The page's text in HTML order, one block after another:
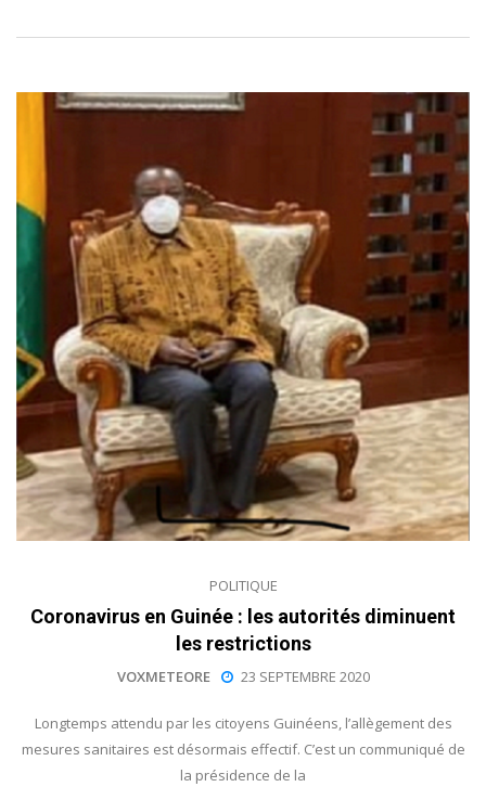
POLITIQUE
Coronavirus en Guinée : les autorités diminuent
les restrictions
VOXMETEORE 23 SEPTEMBRE 2020
Longtemps attendu par les citoyens Guinéens, l’allègement des
mesures sanitaires est désormais effectif. C’est un communiqué de
la présidence de la